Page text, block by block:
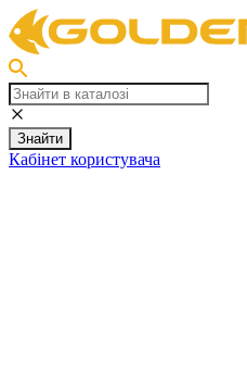
Знайти
Кабінет користувача